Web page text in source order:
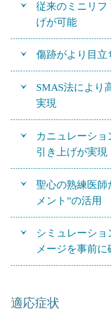
従来のミニリフ
げが可能
傷跡がより目立
SMAS法により
実現
カニュレーシ
引き上げが実現
聖心の熟練医師
メント”の活用
シミュレーショ
メージを事前に
適応症状